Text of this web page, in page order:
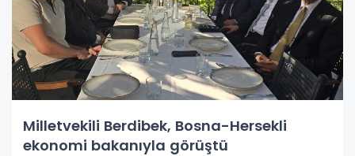
Milletvekili Berdibek, Bosna-Hersekli
ekonomi bakanıyla görüştü